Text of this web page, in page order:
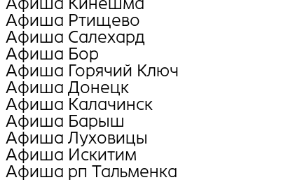
Афиша Ртищево
Афиша Салехард
Афиша Бор
Афиша Горячий Ключ
Афиша Донецк
Афиша Калачинск
Афиша Барыш
Афиша Луховицы
Афиша Искитим
Афиша рп Тальменка